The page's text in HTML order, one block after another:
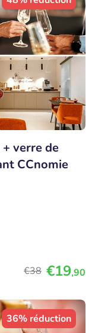
verre de
CCnomie
€38 €19,90
36% réduction